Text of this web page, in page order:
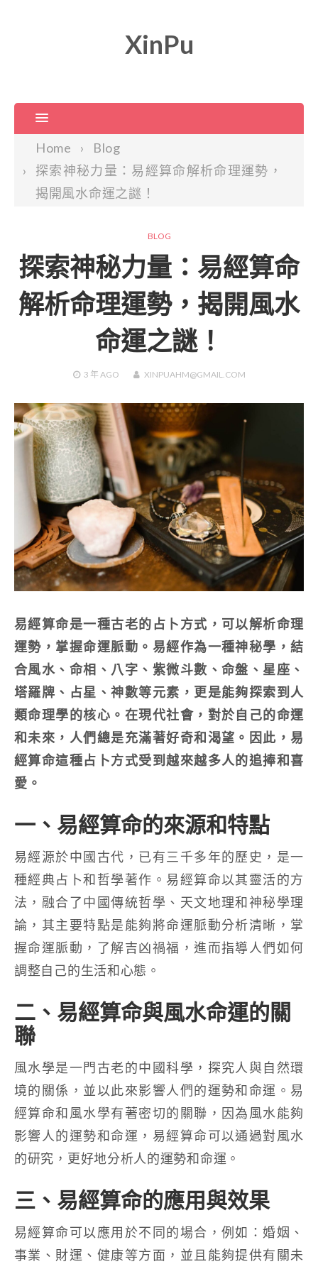
XinPu
Home
Blog
探索神秘力量：易經算命解析命理運勢，
揭開風水命運之謎！
BLOG
探索神秘力量：易經算命
解析命理運勢，揭開風水
命運之謎！
3 年AGO XINPUAHM@GMAIL.COM
易經算命是一種古老的占卜方式，可以解析命理
運勢，掌握命運脈動。易經作為一種神秘學，結
合風水、命相、八字、紫微斗數、命盤、星座、
塔羅牌、占星、神數等元素，更是能夠探索到人
類命理學的核心。在現代社會，對於自己的命運
和未來，人們總是充滿著好奇和渴望。因此，易
經算命這種占卜方式受到越來越多人的追捧和喜
愛。
一、易經算命的來源和特點
易經源於中國古代，已有三千多年的歷史，是一
種經典占卜和哲學著作。易經算命以其靈活的方
法，融合了中國傳統哲學、天文地理和神秘學理
論，其主要特點是能夠將命運脈動分析清晰，掌
握命運脈動，了解吉凶禍福，進而指導人們如何
調整自己的生活和心態。
二、易經算命與風水命運的關
聯
風水學是一門古老的中國科學，探究人與自然環
境的關係，並以此來影響人們的運勢和命運。易
經算命和風水學有著密切的關聯，因為風水能夠
影響人的運勢和命運，易經算命可以通過對風水
的研究，更好地分析人的運勢和命運。
三、易經算命的應用與效果
易經算命可以應用於不同的場合，例如：婚姻、
事業、財運、健康等方面，並且能夠提供有關未